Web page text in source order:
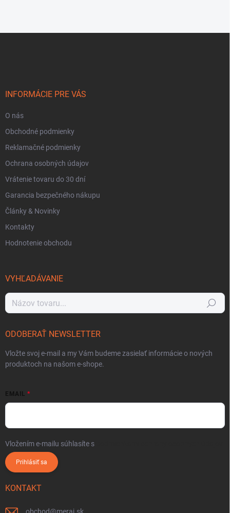
INFORMÁCIE PRE VÁS
O nás
Obchodné podmienky
Reklamačné podmienky
Ochrana osobných údajov
Vrátenie tovaru do 30 dní
Garancia bezpečného nákupu
Články & Novinky
Kontakty
Hodnotenie obchodu
VYHĽADÁVANIE
Hľadať
ODOBERAŤ NEWSLETTER
Vložte svoj e-mail a my Vám budeme zasielať informácie o nových
produktoch na našom e-shope.
EMAIL
Vložením e-mailu súhlasíte s
Prihlásiť sa
KONTAKT